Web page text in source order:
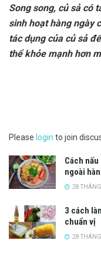
Song song, củ sả có
sinh hoạt hàng ngày
tác dụng của củ sả
thể khỏe mạnh hơn
Please login to join
Cách
ngoài
28
3 cách
chuẩn vị
28